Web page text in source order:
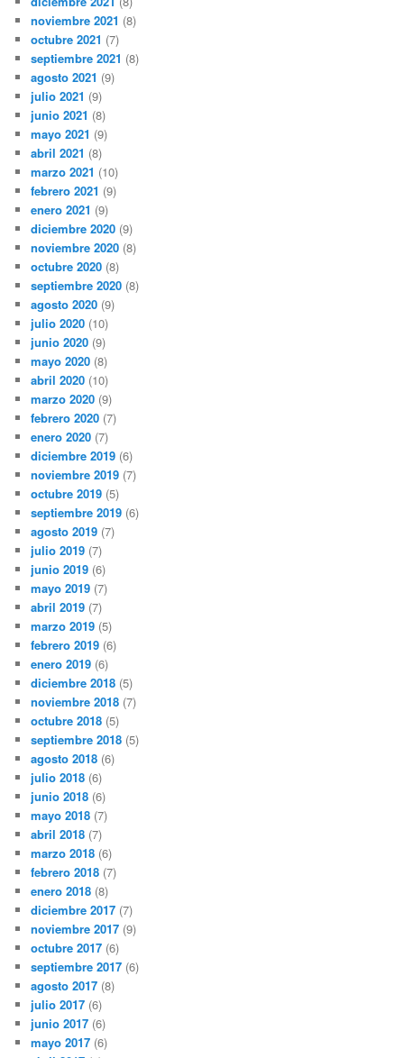
noviembre 2021 (8)
octubre 2021 (7)
septiembre 2021 (8)
agosto 2021 (9)
julio 2021 (9)
junio 2021 (8)
mayo 2021 (9)
abril 2021 (8)
marzo 2021 (10)
febrero 2021 (9)
enero 2021 (9)
diciembre 2020 (9)
noviembre 2020 (8)
octubre 2020 (8)
septiembre 2020 (8)
agosto 2020 (9)
julio 2020 (10)
junio 2020 (9)
mayo 2020 (8)
abril 2020 (10)
marzo 2020 (9)
febrero 2020 (7)
enero 2020 (7)
diciembre 2019 (6)
noviembre 2019 (7)
octubre 2019 (5)
septiembre 2019 (6)
agosto 2019 (7)
julio 2019 (7)
junio 2019 (6)
mayo 2019 (7)
abril 2019 (7)
marzo 2019 (5)
febrero 2019 (6)
enero 2019 (6)
diciembre 2018 (5)
noviembre 2018 (7)
octubre 2018 (5)
septiembre 2018 (5)
agosto 2018 (6)
julio 2018 (6)
junio 2018 (6)
mayo 2018 (7)
abril 2018 (7)
marzo 2018 (6)
febrero 2018 (7)
enero 2018 (8)
diciembre 2017 (7)
noviembre 2017 (9)
octubre 2017 (6)
septiembre 2017 (6)
agosto 2017 (8)
julio 2017 (6)
junio 2017 (6)
mayo 2017 (6)